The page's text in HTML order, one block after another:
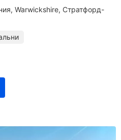
Warwickshire, Стратфорд-